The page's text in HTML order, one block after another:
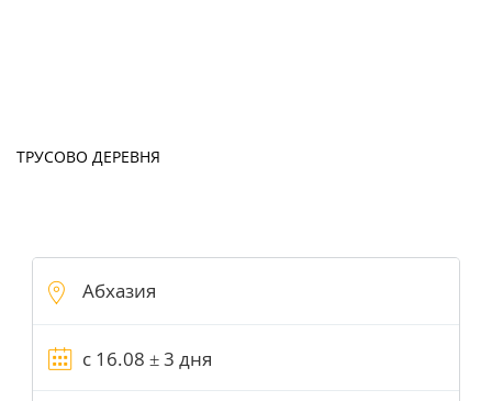
ТРУСОВО ДЕРЕВНЯ